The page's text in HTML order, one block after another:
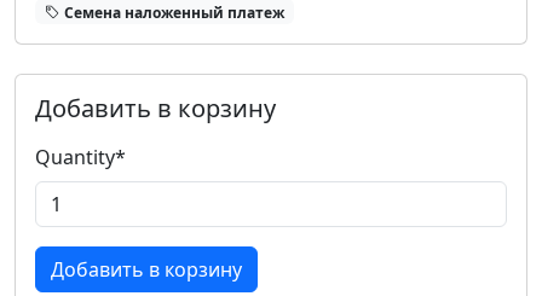
Cемена наложенный платеж
Добавить в корзину
Quantity*